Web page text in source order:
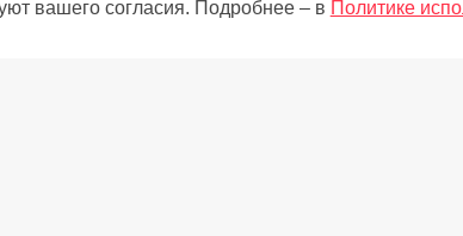
вашего согласия. Подробнее – в Политике